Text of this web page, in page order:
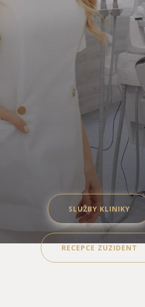
SLUŽBY KLINIKY
RECEPCE ZUZIDENT